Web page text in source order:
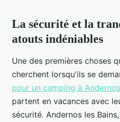
La sécurité et la
atouts indéniables
Une des premières choses
cherchent lorsqu'ils se
pour un camping à
partent en vacances avec
sécurité. Andernos les